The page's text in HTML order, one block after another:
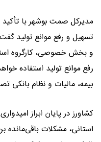
مدیرکل صمت بوشهر با تأکید
تسهیل و رفع موانع تولید
و بخش خصوصی، کارگروه
رفع موانع تولید استفاده
بیمه، مالیات و نظام بانکی
کشاورز در پایان ابراز
استانی، مشکلات